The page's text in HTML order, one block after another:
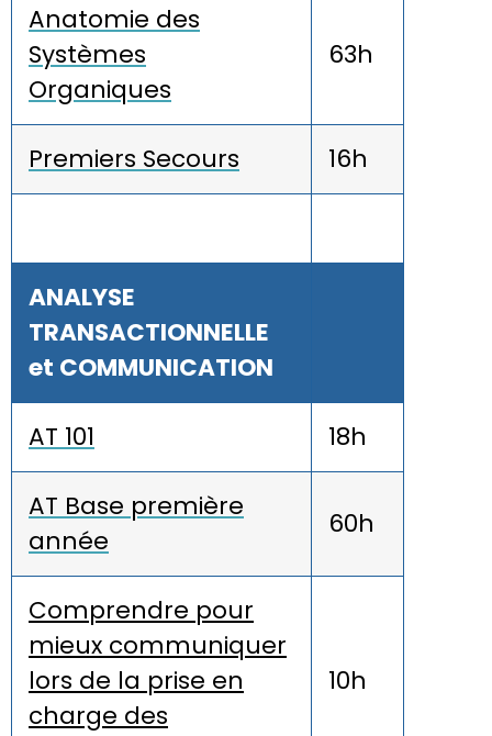
Anatomie des
Systèmes
Organiques
63h
Premiers Secours 16h
ANALYSE
TRANSACTIONNELLE
et COMMUNICATION
AT 101 18h
AT Base première
année
60h
Comprendre pour
mieux communiquer
lors de la prise en
charge des
10h